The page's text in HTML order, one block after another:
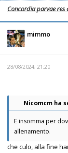
Concordia parvae
mimmo
28/08/2024, 21:20
Nicomcm ha
E insomma per
allenamento.
che culo, alla fine